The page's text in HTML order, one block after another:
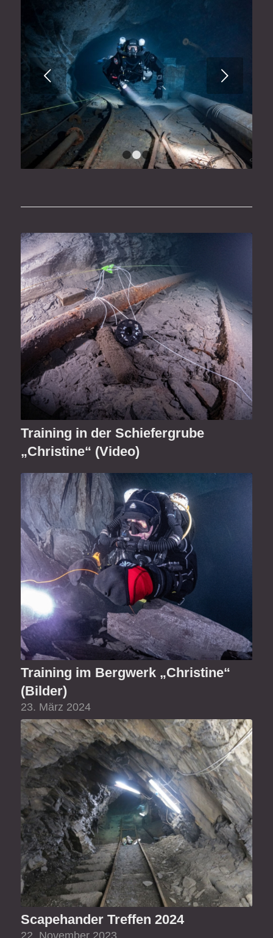
Weiter
1 2 3
Training in der Schiefergrube
„Christine“ (Video)
Training im Bergwerk „Christine“
(Bilder)
23. März 2024
Scapehander Treffen 2024